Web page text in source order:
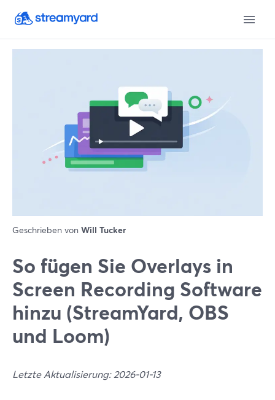
Geschrieben von Will Tucker
So fügen Sie Overlays in
Screen Recording Software
hinzu (StreamYard, OBS
und Loom)
Letzte Aktualisierung: 2026-01-13